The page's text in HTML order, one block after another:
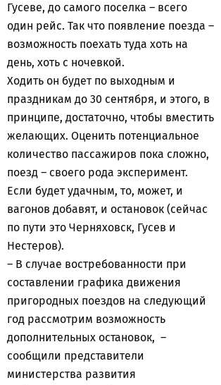
Гусеве, до самого поселка – всего
один рейс. Так что появление поезда –
возможность поехать туда хоть на
день, хоть с ночевкой.
Ходить он будет по выходным и
праздникам до 30 сентября, и этого, в
принципе, достаточно, чтобы вместить
желающих. Оценить потенциальное
количество пассажиров пока сложно,
поезд – своего рода эксперимент.
Если будет удачным, то, может, и
вагонов добавят, и остановок (сейчас
по пути это Черняховск, Гусев и
Нестеров).
– В случае востребованности при
составлении графика движения
пригородных поездов на следующий
год рассмотрим возможность
дополнительных остановок, –
сообщили представители
министерства развития